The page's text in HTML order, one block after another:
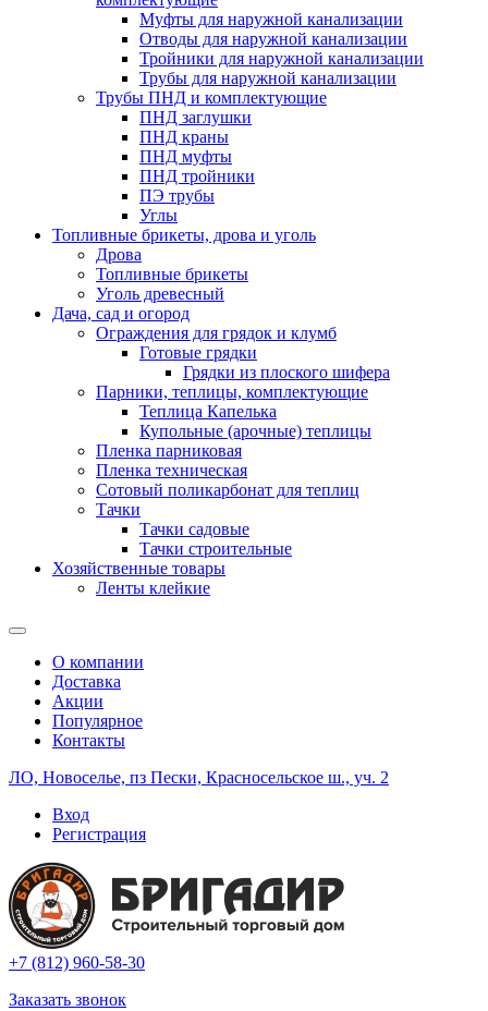
Муфты для наружной канализации
Отводы для наружной канализации
Тройники для наружной канализации
Трубы для наружной канализации
Трубы ПНД и комплектующие
ПНД заглушки
ПНД краны
ПНД муфты
ПНД тройники
ПЭ трубы
Углы
Топливные брикеты, дрова и уголь
Дрова
Топливные брикеты
Уголь древесный
Дача, сад и огород
Ограждения для грядок и клумб
Готовые грядки
Грядки из плоского шифера
Парники, теплицы, комплектующие
Теплица Капелька
Купольные (арочные) теплицы
Пленка парниковая
Пленка техническая
Сотовый поликарбонат для теплиц
Тачки
Тачки садовые
Тачки строительные
Хозяйственные товары
Ленты клейкие
О компании
Доставка
Акции
Популярное
Контакты
ЛО, Новоселье, пз Пески, Красносельское ш., уч. 2
Вход
Регистрация
+7 (812) 960-58-30
Заказать звонок